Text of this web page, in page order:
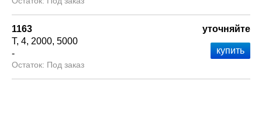
1163
Т 4 2000 5000
-
Под заказ
уточняйте